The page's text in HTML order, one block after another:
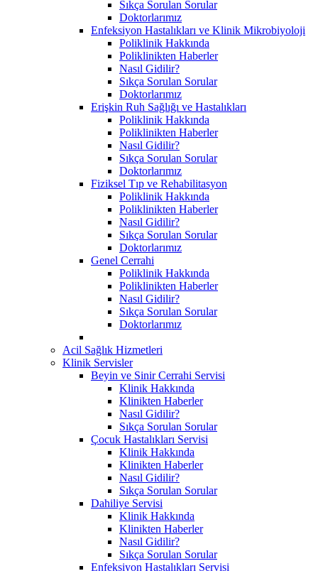
Sıkça Sorulan Sorular
Doktorlarımız
Enfeksiyon Hastalıkları ve Klinik Mikrobiyoloji
Poliklinik Hakkında
Poliklinikten Haberler
Nasıl Gidilir?
Sıkça Sorulan Sorular
Doktorlarımız
Erişkin Ruh Sağlığı ve Hastalıkları
Poliklinik Hakkında
Poliklinikten Haberler
Nasıl Gidilir?
Sıkça Sorulan Sorular
Doktorlarımız
Fiziksel Tıp ve Rehabilitasyon
Poliklinik Hakkında
Poliklinikten Haberler
Nasıl Gidilir?
Sıkça Sorulan Sorular
Doktorlarımız
Genel Cerrahi
Poliklinik Hakkında
Poliklinikten Haberler
Nasıl Gidilir?
Sıkça Sorulan Sorular
Doktorlarımız
Acil Sağlık Hizmetleri
Klinik Servisler
Beyin ve Sinir Cerrahi Servisi
Klinik Hakkında
Klinikten Haberler
Nasıl Gidilir?
Sıkça Sorulan Sorular
Çocuk Hastalıkları Servisi
Klinik Hakkında
Klinikten Haberler
Nasıl Gidilir?
Sıkça Sorulan Sorular
Dahiliye Servisi
Klinik Hakkında
Klinikten Haberler
Nasıl Gidilir?
Sıkça Sorulan Sorular
Enfeksiyon Hastalıkları Servisi